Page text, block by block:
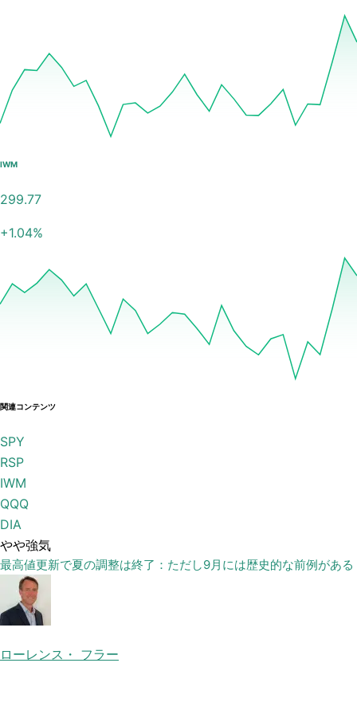
IWM
299.77
+1.04%
関連コンテンツ
SPY
RSP
IWM
QQQ
DIA
やや強気
最高値更新で夏の調整は終了：ただし9月には歴史的な前例がある
ローレンス・ フラー